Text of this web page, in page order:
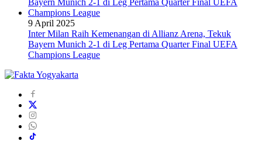
9 April 2025
Inter Milan Raih Kemenangan di Allianz Arena, Tekuk
Bayern Munich 2-1 di Leg Pertama Quarter Final UEFA
Champions League